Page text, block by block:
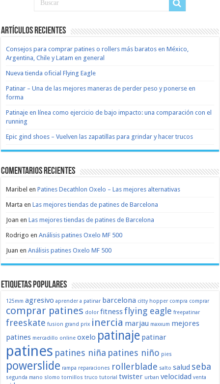
Artículos recientes
Consejos para comprar patines o rollers más baratos en México,
Argentina, Chile y Latam en general
Nueva tienda oficial Flying Eagle
Patinar – Una de las mejores maneras de perder peso y ponerse en
forma
Patinaje en línea como ejercicio de bajo impacto: una comparación con el
running
Epic gind shoes – Vuelven las zapatillas para grindar y hacer trucos
Comentarios recientes
Maribel enPatines Decathlon Oxelo – Las mejores alternativas
Marta enLas mejores tiendas de patines de Barcelona
Joan enLas mejores tiendas de patines de Barcelona
Rodrigo enAnálisis patines Oxelo MF 500
Juan enAnálisis patines Oxelo MF 500
Etiquetas populares
125mm agresivo aprender a patinar barcelona citty hopper compra comprar
comprar patines dolor fitnessflying eagle freepatinar
freeskate fusion grand prix inercia marjau maxxum mejores
patines mercadillo online oxelo patinaje patinar
patines patines niña patines niño pies
powerslide rampa reparaciones rollerblade salto salud seba
segunda mano slomo tornillos truco tutorial twister urban velocidad venta